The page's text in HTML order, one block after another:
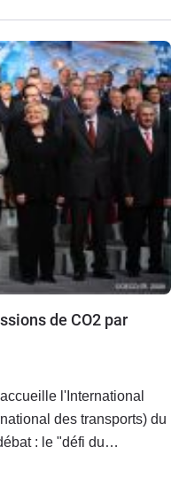
de CO2 par
l'International
des transports) du
: le "défi du